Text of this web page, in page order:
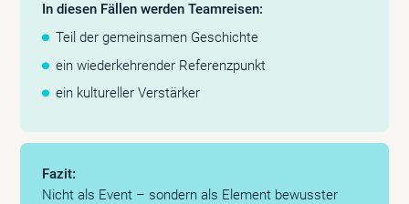
In diesen Fällen werden Teamreisen:
Teil der gemeinsamen Geschichte
ein wiederkehrender Referenzpunkt
ein kultureller Verstärker
Fazit:
Nicht als Event – sondern als Element bewusster